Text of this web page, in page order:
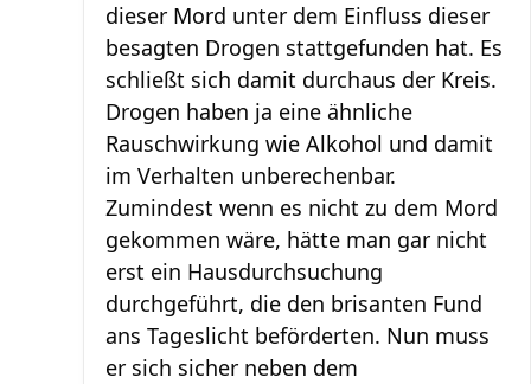
dieser Mord unter dem Einfluss dieser
besagten Drogen stattgefunden hat. Es
schließt sich damit durchaus der Kreis.
Drogen haben ja eine ähnliche
Rauschwirkung wie Alkohol und damit
im Verhalten unberechenbar.
Zumindest wenn es nicht zu dem Mord
gekommen wäre, hätte man gar nicht
erst ein Hausdurchsuchung
durchgeführt, die den brisanten Fund
ans Tageslicht beförderten. Nun muss
er sich sicher neben dem